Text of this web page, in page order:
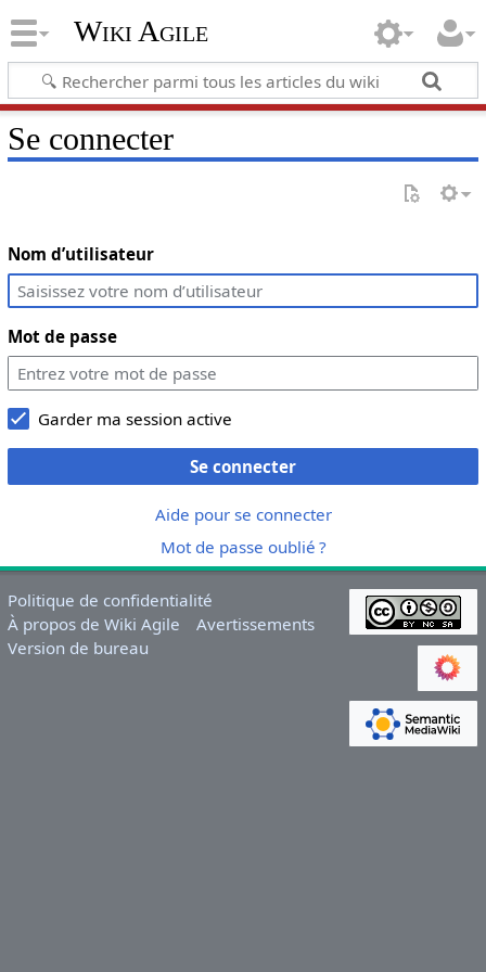
Wiki Agile
Se connecter
Nom d’utilisateur
Mot de passe
Garder ma session active
Se connecter
Aide pour se connecter
Mot de passe oublié ?
Politique de confidentialité
À propos de Wiki Agile
Avertissements
Version de bureau